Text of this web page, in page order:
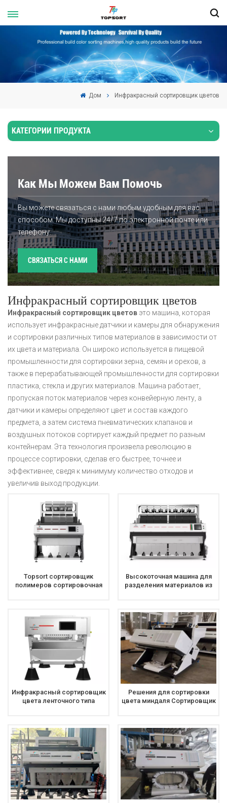
Дом Инфракрасный сортировщик цветов
КАТЕГОРИИ ПРОДУКТА
Как Мы Можем Вам Помочь
Вы можете связаться с нами любым удобным для вас
способом. Мы доступны 24/7 по электронной почте или
телефону.
СВЯЗАТЬСЯ С НАМИ
Инфракрасный сортировщик цветов
Инфракрасный сортировщик цветов это машина, которая
использует инфракрасные датчики и камеры для обнаружения
и сортировки различных типов материалов в зависимости от
их цвета и материала. Он широко используется в пищевой
промышленности для сортировки зерна, семян и орехов, а
также в перерабатывающей промышленности для сортировки
пластика, стекла и других материалов. Машина работает,
пропуская поток материалов через конвейерную ленту, а
датчики и камеры определяют цвет и состав каждого
предмета, а затем система пневматических клапанов и
воздушных потоков сортирует каждый предмет по разным
контейнерам. Эта технология произвела революцию в
процессе сортировки, сделав его быстрее, точнее и
эффективнее, сведя к минимуму количество отходов и
увеличив выход продукции.
Topsort сортировщик
полимеров сортировочная
Высокоточная машина для
разделения материалов из
Инфракрасный сортировщик
цвета ленточного типа
Решения для сортировки
цвета миндаля Сортировщик
миндаля